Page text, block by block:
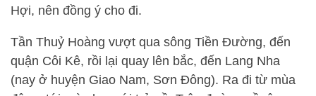
Hợi, nên đồng ý cho đi.
Tần Thuỷ Hoàng vượt qua sông Tiền Đường, đến
quận Côi Kê, rồi lại quay lên bắc, đến Lang Nha
(nay ở huyện Giao Nam, Sơn Đông). Ra đi từ mùa